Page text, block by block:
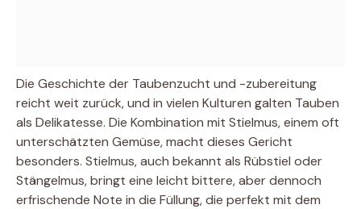
Die Geschichte der Taubenzucht und -zubereitung
reicht weit zurück, und in vielen Kulturen galten Tauben
als Delikatesse. Die Kombination mit Stielmus, einem oft
unterschätzten Gemüse, macht dieses Gericht
besonders. Stielmus, auch bekannt als Rübstiel oder
Stängelmus, bringt eine leicht bittere, aber dennoch
erfrischende Note in die Füllung, die perfekt mit dem